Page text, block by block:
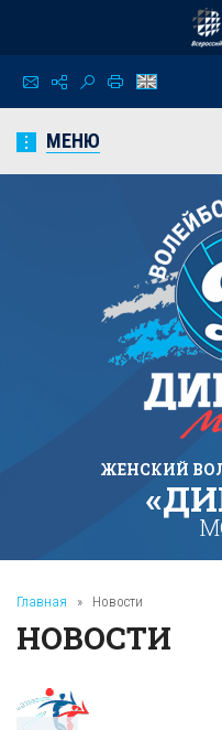
МЕНЮ
ЖЕНСКИЙ
Главная » Новости
НОВОСТИ